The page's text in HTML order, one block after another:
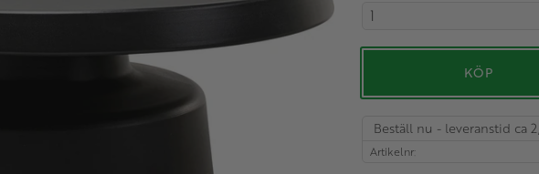
KÖP
Beställ nu - leveranstid ca
Artikelnr